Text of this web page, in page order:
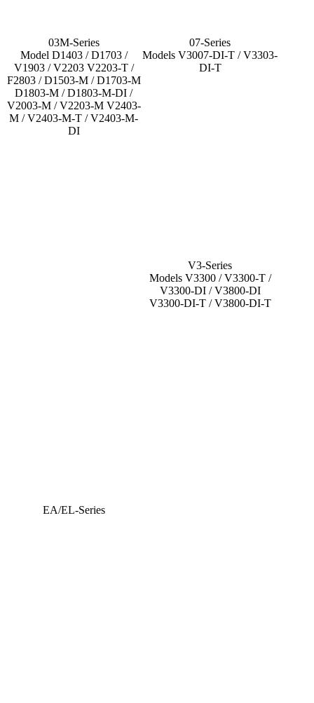
03M-Series
Model D1403 / D1703 /
V1903 / V2203 V2203-T /
F2803 / D1503-M / D1703-M
D1803-M / D1803-M-DI /
V2003-M / V2203-M V2403-
M / V2403-M-T / V2403-M-
DI
07-Series
Models V3007-DI-T / V3303-
DI-T
V3-Series
Models V3300 / V3300-T /
V3300-DI / V3800-DI
V3300-DI-T / V3800-DI-T
EA/EL-Series